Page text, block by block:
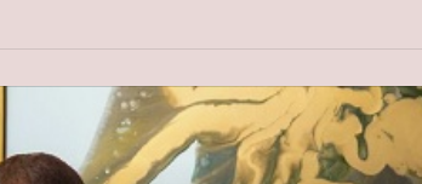
فورست يتحرك
بعد اعتزاله..
بقيادة الفريق